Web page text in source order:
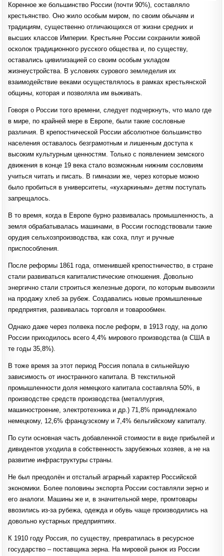
Коренное же большинство России (почти 90%), составляло
крестьянство. Оно жило особым миром, по своим обычаям и
традициям, существенно отличающихся от жизни средних и
высших классов Империи. Крестьяне России сохранили живой
осколок традиционного русского общества и, по существу,
оставались цивилизацией со своим особым укладом
жизнеустройства. В условиях сурового земледелия их
взаимодействие веками осуществлялось в рамках крестьянской
общины, которая и позволяла им выживать.
Говоря о России того времени, следует подчеркнуть, что мало где
в мире, по крайней мере в Европе, были такие сословные
различия. В крепостнической России абсолютное большинство
населения оставалось безграмотным и лишенным доступа к
высоким культурным ценностям. Только с появлением земского
движения в конце 19 века стало возможным нижним сословиям
учиться читать и писать. В гимназии же, через которые можно
было пробиться в университеты, «кухаркиным» детям поступать
запрещалось.
В то время, когда в Европе бурно развивалась промышленность, а
земля обрабатывалась машинами, в России господствовали такие
орудия сельхозпроизводства, как соха, плуг и ручные
приспособления.
После реформы 1861 года, отменившей крепостничество, в стране
стали развиваться капиталистические отношения. Довольно
энергично стали строиться железные дороги, по которым вывозили
на продажу хлеб за рубеж. Создавались новые промышленные
предприятия, развивалась торговля и товарообмен.
Однако даже через полвека после реформ, в 1913 году, на долю
России приходилось всего 4,4% мирового производства (в США в
те годы 35,8%).
В тоже время за этот период Россия попала в сильнейшую
зависимость от иностранного капитала. В текстильной
промышленности доля немецкого капитала составляла 50%, в
производстве средств производства (металлургия,
машиностроение, электротехника и др.) 71,8% принадлежало
немецкому, 12,6% французскому и 7,4% бельгийскому капиталу.
По сути основная часть добавленной стоимости в виде прибылей и
дивидентов уходила в собственность зарубежных хозяев, а не на
развитие инфраструктуры страны.
Не был преодолён и отсталый аграрный характер Российской
экономики. Более половины экспорта России составляли зерно и
его аналоги. Машины же и, в значительной мере, промтовары
ввозились из-за рубежа, одежда и обувь чаще производились на
довольно кустарных предприятиях.
К 1910 году Россия, по существу, превратилась в ресурсное
государство – поставщика зерна. На мировой рынок из России